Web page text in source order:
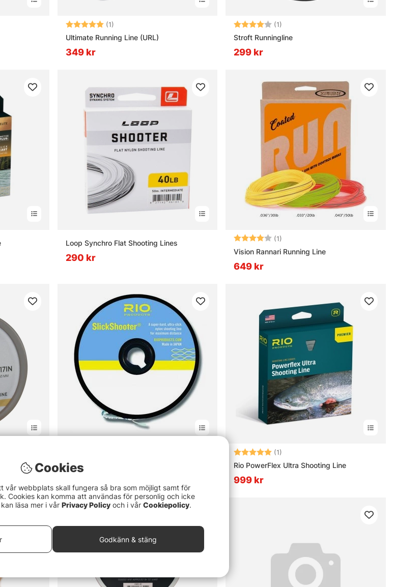
Betyg: (1)
Ultimate Running Line (URL)
349 kr
Betyg: (1)
Stroft Runningline
299 kr
Loop Synchro Flat Shooting Lines
290 kr
Betyg: (1)
Vision Rannari Running Line
649 kr
329 kr
Betyg: (1)
Rio PowerFlex Ultra Shooting Line
999 kr
Cookies
vår webbplats skall fungera så bra som möjligt samt för
Cookies kan komma att användas för personlig och icke
läsa mer i vår Privacy Policy och i vår Cookiepolicy.
Godkänn & stäng